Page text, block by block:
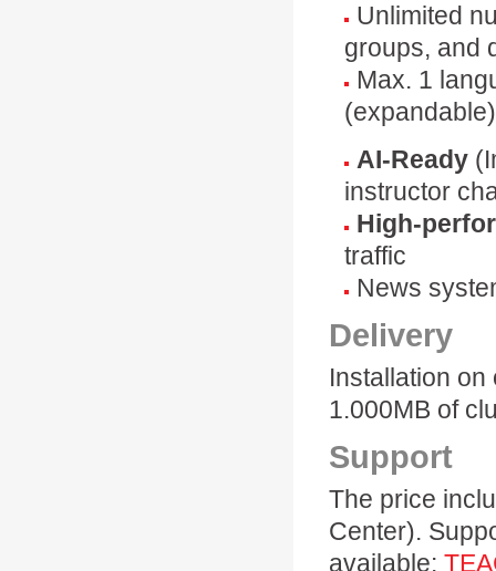
Unlimited
groups, and
Max. 1
(expandable)
AI-Ready
instructor
High-
traffic
News
Delivery
Installation
1.000MB of
Support
The price
Center).
available: